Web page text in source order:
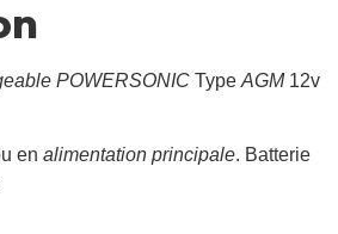
POWERSONIC Type AGM12v
en alimentation principale. Batterie